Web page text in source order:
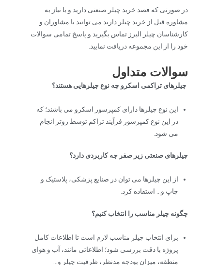
در صورتی که قصد خرید چیلر صنعتی دارید و یا نیاز به
مشاوره قبل از خرید چیلر دارید می توانید با مشاوران و
کارشناسان چیلر البرز تماس بگیرید و پاسخ تمامی سوالات
خود را از این مجموعه دریافت نمایید.
سوالات متداول
چیلرهای تراکمی اسکرو چه نوع چیلرهایی هستند؟
این نوع چیلرها دارای کمپرسور اسکرو می باشند؛ که
در این نوع کمپرسور فرآیند تراکم توسط روتر انجام
می شود.
چیلرهای صنعتی زیر صفر چه کاربردی دارد؟
از این چیلرها می توان در صنایع پزشکی، پلاستیک و
چاپ و… استفاده کرد.
چگونه چیلر مناسب را انتخاب کنیم؟
برای انتخاب چیلر مناسب لازم است تا اطلاعات کامل
پروژه با دقت بررسی شود؛ اطلاعاتی مانند، آب و هوای
منطقه، میزان بودجه مدنظر، ظرفیت چیلر و…